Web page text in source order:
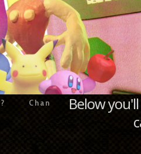
Chan
Below